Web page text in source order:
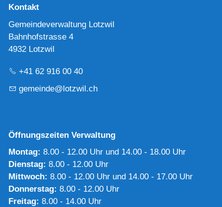
Kontakt
Gemeindeverwaltung Lotzwil
Bahnhofstrasse 4
4932 Lotzwil
+41 62 916 00 40
g m nd l tzw l ch
Öffnungszeiten Verwaltung
Montag: 8.00 - 12.00 Uhr und 14.00 - 18.00 Uhr
Dienstag: 8.00 - 12.00 Uhr
Mittwoch: 8.00 - 12.00 Uhr und 14.00 - 17.00 Uhr
Donnerstag: 8.00 - 12.00 Uhr
Freitag: 8.00 - 14.00 Uhr